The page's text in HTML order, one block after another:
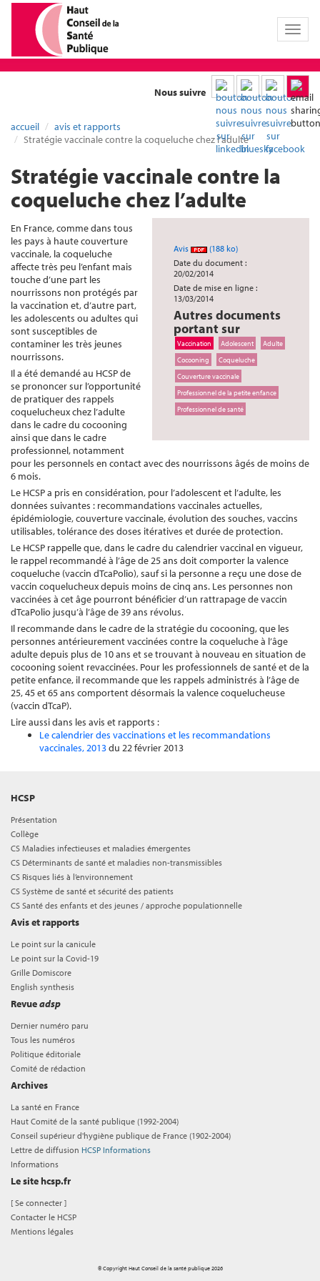
Toggle
Nous suivre
accueil
avis et rapports
Stratégie vaccinale contre la coqueluche chez l’adulte
Stratégie vaccinale contre la
coqueluche chez l’adulte
Avis
(188 ko)
Date du document :
20/02/2014
Date de mise en ligne :
13/03/2014
Autres documents
portant sur
Vaccination Adolescent
Adulte
Cocooning
Coqueluche
Couverture vaccinale
Professionnel de la petite enfance
Professionnel de santé
En France, comme dans tous
les pays à haute couverture
vaccinale, la coqueluche
affecte très peu l’enfant mais
touche d’une part les
nourrissons non protégés par
la vaccination et, d’autre part,
les adolescents ou adultes qui
sont susceptibles de
contaminer les très jeunes
nourrissons.
Il a été demandé au HCSP de
se prononcer sur l’opportunité
de pratiquer des rappels
coquelucheux chez l’adulte
dans le cadre du cocooning
ainsi que dans le cadre
professionnel, notamment
pour les personnels en contact avec des nourrissons âgés de moins de
6 mois.
Le HCSP a pris en considération, pour l’adolescent et l’adulte, les
données suivantes : recommandations vaccinales actuelles,
épidémiologie, couverture vaccinale, évolution des souches, vaccins
utilisables, tolérance des doses itératives et durée de protection.
Le HCSP rappelle que, dans le cadre du calendrier vaccinal en vigueur,
le rappel recommandé à l’âge de 25 ans doit comporter la valence
coqueluche (vaccin dTcaPolio), sauf si la personne a reçu une dose de
vaccin coquelucheux depuis moins de cinq ans. Les personnes non
vaccinées à cet âge pourront bénéficier d’un rattrapage de vaccin
dTcaPolio jusqu’à l’âge de 39 ans révolus.
Il recommande dans le cadre de la stratégie du cocooning, que les
personnes antérieurement vaccinées contre la coqueluche à l’âge
adulte depuis plus de 10 ans et se trouvant à nouveau en situation de
cocooning soient revaccinées. Pour les professionnels de santé et de la
petite enfance, il recommande que les rappels administrés à l’âge de
25, 45 et 65 ans comportent désormais la valence coquelucheuse
(vaccin dTcaP).
Lire aussi dans les avis et rapports :
Le calendrier des vaccinations et les recommandations
vaccinales, 2013du 22 février 2013
HCSP
Présentation
Collège
CS Maladies infectieuses et maladies émergentes
CS Déterminants de santé et maladies non-transmissibles
CS Risques liés à l’environnement
CS Système de santé et sécurité des patients
CS Santé des enfants et des jeunes / approche populationnelle
Avis et rapports
Le point sur la canicule
Le point sur la Covid-19
Grille Domiscore
English synthesis
Revueadsp
Dernier numéro paru
Tous les numéros
Politique éditoriale
Comité de rédaction
Archives
La santé en France
Haut Comité de la santé publique (1992-2004)
Conseil supérieur d'hygiène publique de France (1902-2004)
Lettre de diffusion HCSP Informations
Informations
Le site hcsp.fr
[Se connecter ]
Contacter le HCSP
Mentions légales
© Copyright Haut Conseil de la santé publique 2026